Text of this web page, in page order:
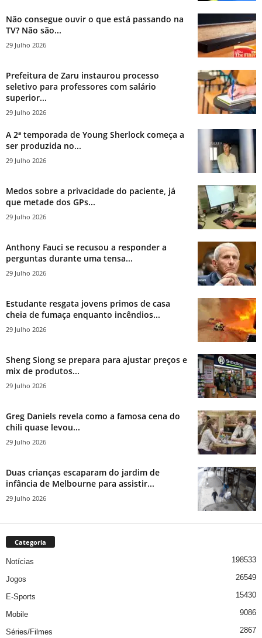
Não consegue ouvir o que está passando na
TV? Não são...
29 Julho 2026
Prefeitura de Zaru instaurou processo
seletivo para professores com salário
superior...
29 Julho 2026
A 2ª temporada de Young Sherlock começa a
ser produzida no...
29 Julho 2026
Medos sobre a privacidade do paciente, já
que metade dos GPs...
29 Julho 2026
Anthony Fauci se recusou a responder a
perguntas durante uma tensa...
29 Julho 2026
Estudante resgata jovens primos de casa
cheia de fumaça enquanto incêndios...
29 Julho 2026
Sheng Siong se prepara para ajustar preços e
mix de produtos...
29 Julho 2026
Greg Daniels revela como a famosa cena do
chili quase levou...
29 Julho 2026
Duas crianças escaparam do jardim de
infância de Melbourne para assistir...
29 Julho 2026
Categoria
Notícias 198533
Jogos 26549
E-Sports 15430
Mobile 9086
Séries/Filmes 2867